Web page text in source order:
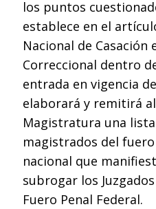
los puntos
establece en el
Nacional de Casación
Correccional dentro
entrada en vigencia
elaborará y remitirá
Magistratura una
magistrados del
nacional que
subrogar los
Fuero Penal Federal.